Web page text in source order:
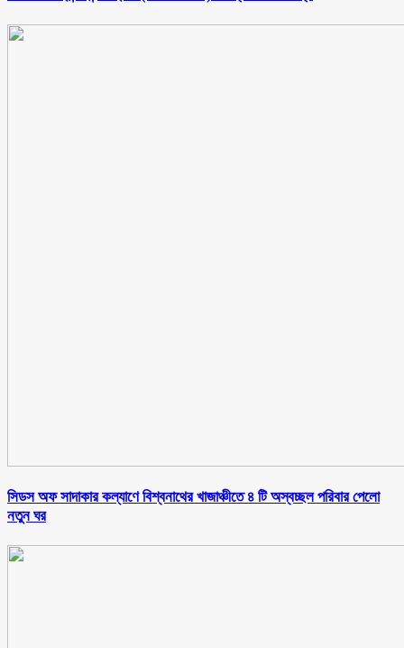
সিডস অফ সাদাকার কল্যাণে বিশ্বনাথের খাজাঞ্চীতে ৪ টি অস্বচ্ছল পরিবার পেলো
নতুন ঘর